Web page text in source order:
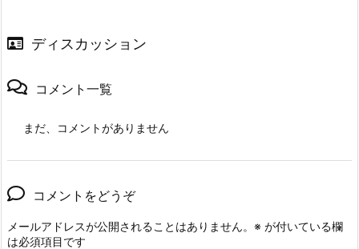
ディスカッション
コメント一覧
まだ、コメントがありません
コメントをどうぞ
メールアドレスが公開されることはありません。 ※ が付いている欄
は必須項目です